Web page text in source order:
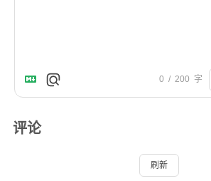
0 / 200 字
评论
刷新